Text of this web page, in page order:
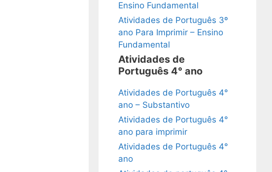
Ensino Fundamental
Atividades de Português 3º
ano Para Imprimir – Ensino
Fundamental
Atividades de
Português 4° ano
Atividades de Português 4°
ano – Substantivo
Atividades de Português 4°
ano para imprimir
Atividades de Português 4°
ano